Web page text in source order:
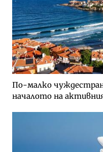
По-малко
началото на